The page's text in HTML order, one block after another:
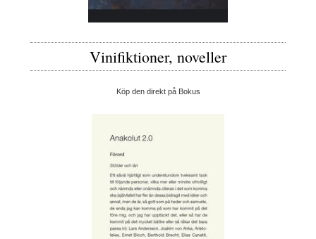
Vinifiktioner, noveller
Köp den direkt på Bokus